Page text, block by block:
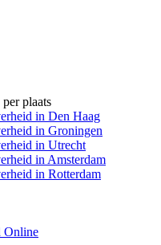
plaats
in Den Haag
in Groningen
in Utrecht
in Amsterdam
in Rotterdam
Online